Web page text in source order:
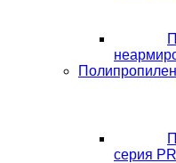
серия